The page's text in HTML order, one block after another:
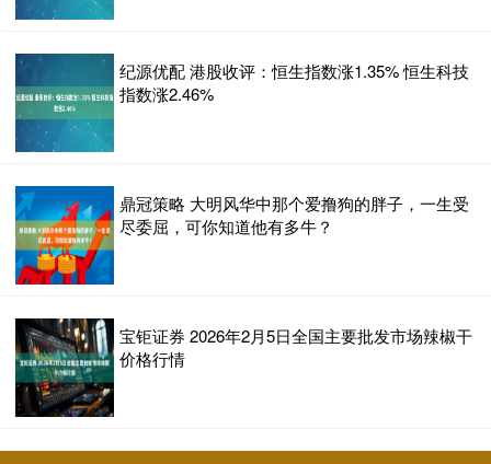
纪源优配 港股收评：恒生指数涨1.35% 恒生科技
指数涨2.46%
鼎冠策略 大明风华中那个爱撸狗的胖子，一生受
尽委屈，可你知道他有多牛？
宝钜证券 2026年2月5日全国主要批发市场辣椒干
价格行情